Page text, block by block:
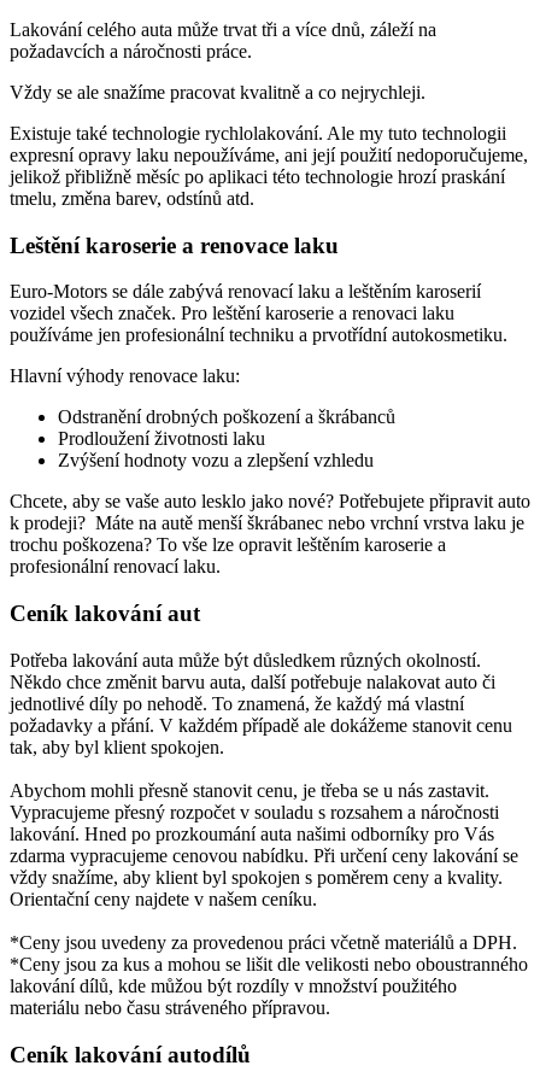
Lakování celého auta může trvat tři a více dnů, záleží na
požadavcích a náročnosti práce.
Vždy se ale snažíme pracovat kvalitně a co nejrychleji.
Existuje také technologie rychlolakování. Ale my tuto technologii
expresní opravy laku nepoužíváme, ani její použití nedoporučujeme,
jelikož přibližně měsíc po aplikaci této technologie hrozí praskání
tmelu, změna barev, odstínů atd.
Leštění karoserie a renovace laku
Euro-Motors se dále zabývá renovací laku a leštěním karoserií
vozidel všech značek. Pro leštění karoserie a renovaci laku
používáme jen profesionální techniku a prvotřídní autokosmetiku.
Hlavní výhody renovace laku:
Odstranění drobných poškození a škrábanců
Prodloužení životnosti laku
Zvýšení hodnoty vozu a zlepšení vzhledu
Chcete, aby se vaše auto lesklo jako nové? Potřebujete připravit auto
k prodeji? Máte na autě menší škrábanec nebo vrchní vrstva laku je
trochu poškozena? To vše lze opravit leštěním karoserie a
profesionální renovací laku.
Ceník lakování aut
Potřeba lakování auta může být důsledkem různých okolností.
Někdo chce změnit barvu auta, další potřebuje nalakovat auto či
jednotlivé díly po nehodě. To znamená, že každý má vlastní
požadavky a přání. V každém případě ale dokážeme stanovit cenu
tak, aby byl klient spokojen.
Abychom mohli přesně stanovit cenu, je třeba se u nás zastavit.
Vypracujeme přesný rozpočet v souladu s rozsahem a náročnosti
lakování. Hned po prozkoumání auta našimi odborníky pro Vás
zdarma vypracujeme cenovou nabídku. Při určení ceny lakování se
vždy snažíme, aby klient byl spokojen s poměrem ceny a kvality.
Orientační ceny najdete v našem ceníku.
*Ceny jsou uvedeny za provedenou práci včetně materiálů a DPH.
*Ceny jsou za kus а mohou se lišit dle velikosti nebo oboustranného
lakování dílů, kde můžou být rozdíly v množství použitého
materiálu nebo času stráveného přípravou.
Ceník lakování autodílů